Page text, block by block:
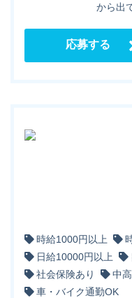
から出
応募する
時給1000円以上
日給10000円以上
社会保険あり
中
車・バイク通勤OK